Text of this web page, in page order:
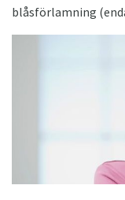
blåsförlamning